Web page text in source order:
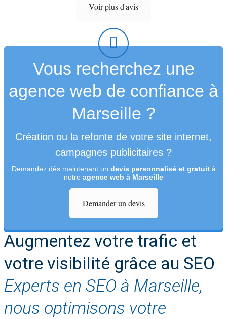
Voir plus d'avis
Vous recherchez une
agence web de confiance à
Marseille ?
Création ou la refonte de votre site internet,
campagnes publicitaires ?
Demandez dès maintenant un devis personnalisé et gratuità
notre agence web à Marseille
Demander un devis
Augmentez votre trafic et
votre visibilité grâce au SEO
Experts en SEO à Marseille,
nous optimisons votre